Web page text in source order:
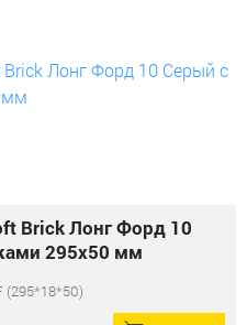
Brick Лонг Форд 10
295x50 мм
(295*18*50)